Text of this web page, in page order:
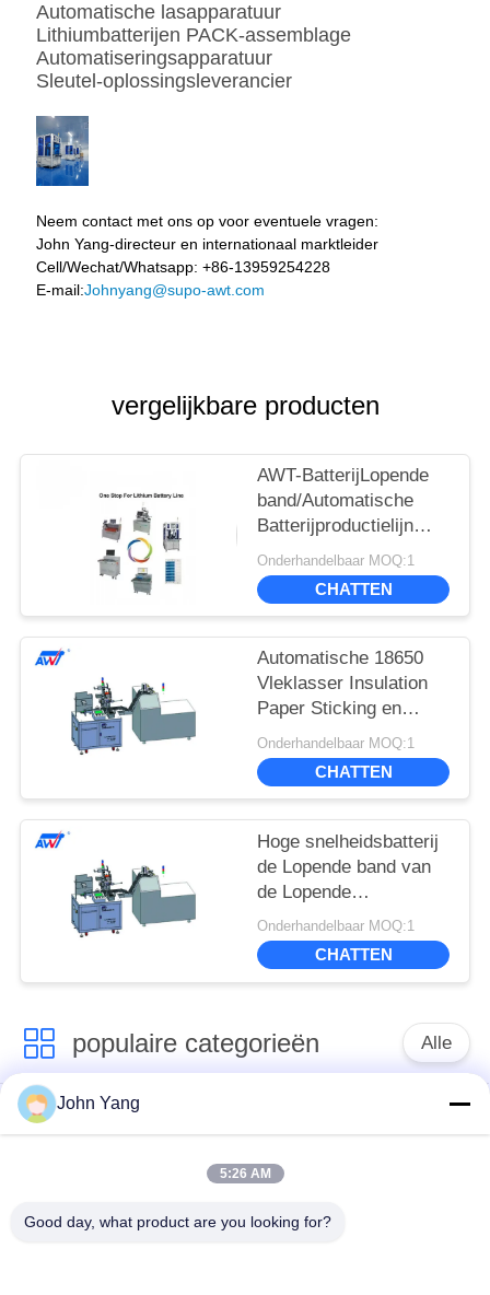
Automatische lasapparatuur
Lithiumbatterijen PACK-assemblage
Automatiseringsapparatuur
Sleutel-oplossingsleverancier
Neem contact met ons op voor eventuele vragen:
John Yang-directeur en internationaal marktleider
Cell/Wechat/Whatsapp: +86-13959254228
E-mail:Johnyang@supo-awt.com
vergelijkbare producten
AWT-BatterijLopende
band/Automatische
Batterijproductielijn
voor Elektroauto
Onderhandelbaar MOQ:1
CHATTEN
Automatische 18650
Vleklasser Insulation
Paper Sticking en
Vleklassen MT-20
32650
Onderhandelbaar MOQ:1
CHATTEN
Hoge snelheidsbatterij
de Lopende band van
de Lopende
band/18650 Macht
Bank
Onderhandelbaar MOQ:1
CHATTEN
populaire categorieën Alle
de vleklasser van de
lithiumbatterij
18650 Batterijvlek
precisievlek
celtestmateriaal
John Yang
5:26 AM
Good day, what product are you looking for?